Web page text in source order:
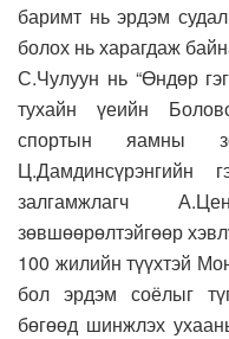
баримт нь эрдэм
болох нь харагдаж
С.Чулуун нь “Өндөр
тухайн үеийн
спортын яамны
Ц.Дамдинсүрэнгийн
залгамжлагч
зөвшөөрөлтэйгөөр
100 жилийн түүхтэй
бол эрдэм соёлыг
бөгөөд шинжлэх